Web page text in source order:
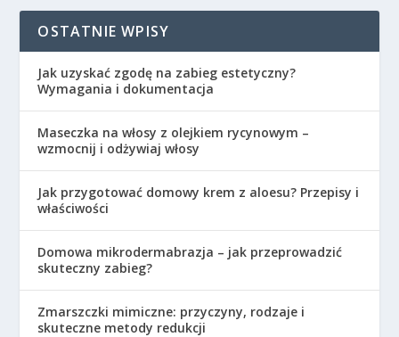
OSTATNIE WPISY
Jak uzyskać zgodę na zabieg estetyczny?
Wymagania i dokumentacja
Maseczka na włosy z olejkiem rycynowym –
wzmocnij i odżywiaj włosy
Jak przygotować domowy krem z aloesu? Przepisy i
właściwości
Domowa mikrodermabrazja – jak przeprowadzić
skuteczny zabieg?
Zmarszczki mimiczne: przyczyny, rodzaje i
skuteczne metody redukcji